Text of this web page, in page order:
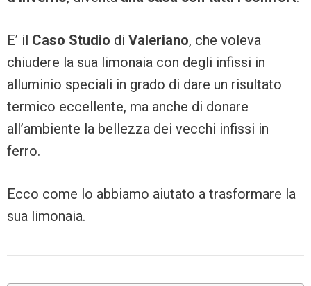
E’ il Caso Studio di Valeriano, che voleva
chiudere la sua limonaia con degli infissi in
alluminio speciali in grado di dare un risultato
termico eccellente, ma anche di donare
all’ambiente la bellezza dei vecchi infissi in
ferro.
Ecco come lo abbiamo aiutato a trasformare la
sua limonaia.